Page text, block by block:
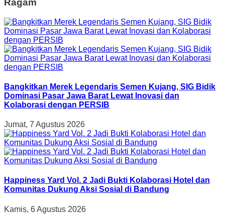
Ragam
Bangkitkan Merek Legendaris Semen Kujang, SIG Bidik
Dominasi Pasar Jawa Barat Lewat Inovasi dan
Kolaborasi dengan PERSIB
Jumat, 7 Agustus 2026
Happiness Yard Vol. 2 Jadi Bukti Kolaborasi Hotel dan
Komunitas Dukung Aksi Sosial di Bandung
Kamis, 6 Agustus 2026